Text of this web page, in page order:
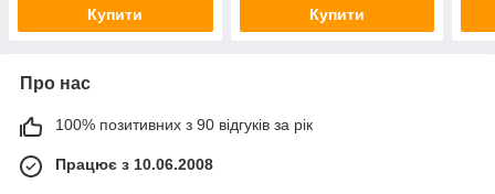
Купити Купити
Про нас
100% позитивних з 90 відгуків за рік
Працює з 10.06.2008